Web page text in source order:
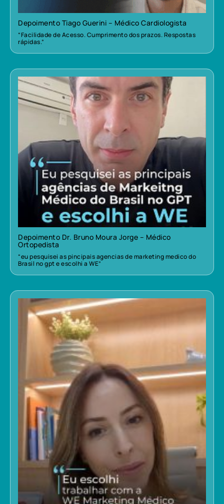
Depoimento Tiago Guerini – Médico Cardiologista
“Facilidade de Acesso. Cumprimento dos prazos. Respostas
rápidas.”
Depoimento Dr. Bruno Moura Jorge – Médico
Ortopedista
“eu pesquisei as pincipais agencias de marketing medico do
Brasil no gpt e escolhi a WE”